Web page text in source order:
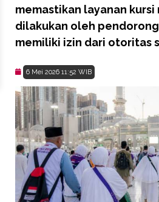
memastikan layanan kursi
dilakukan oleh
memiliki izin dari otoritas
6 Mei 2026 11:52 WIB